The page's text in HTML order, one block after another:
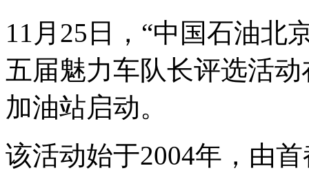
11月25日，“中国石油北
五届魅力车队长评选活
加油站启动。
该活动始于2004年，由